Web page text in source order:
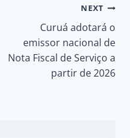
NEXT
Curuá adotará o
emissor nacional de
Nota Fiscal de Serviço a
partir de 2026